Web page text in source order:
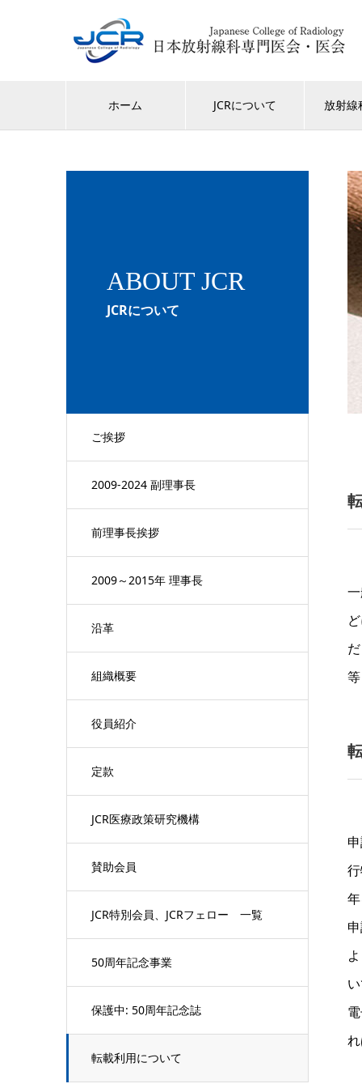
ホーム JCRについて 放射線
ABOUT JCR
JCRについて
ご挨拶
2009-2024 副理事長
前理事長挨拶
2009～2015年 理事長
沿革
組織概要
役員紹介
定款
JCR医療政策研究機構
賛助会員
JCR特別会員、JCRフェロー 一覧
50周年記念事業
保護中: 50周年記念誌
転載利用について